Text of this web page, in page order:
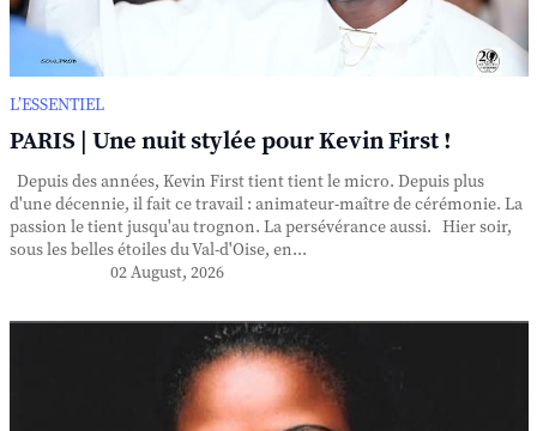
L’ESSENTIEL
PARIS | Une nuit stylée pour Kevin First !
Depuis des années, Kevin First tient tient le micro. Depuis plus
d'une décennie, il fait ce travail : animateur-maître de cérémonie. La
passion le tient jusqu'au trognon. La persévérance aussi. Hier soir,
sous les belles étoiles du Val-d'Oise, en...
02 August, 2026